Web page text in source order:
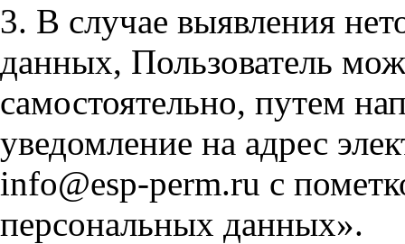
3. В случае выявления
данных, Пользователь
самостоятельно, путем
уведомление на адрес
info@esp-perm.ru с
персональных данных».